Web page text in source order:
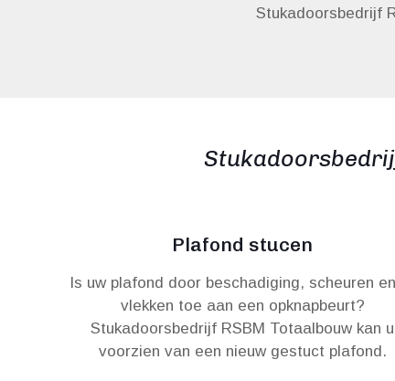
Stukadoorsbedrijf
Plafond stucen
Is uw plafond door beschadiging, scheuren
vlekken toe aan een opknapbeurt?
Stukadoorsbedrijf RSBM Totaalbouw kan u
voorzien van een nieuw gestuct plafond.